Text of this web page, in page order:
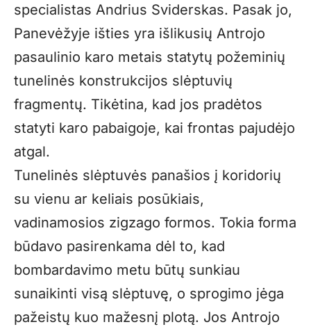
specialistas Andrius Sviderskas. Pasak jo,
Panevėžyje išties yra išlikusių Antrojo
pasaulinio karo metais statytų požeminių
tunelinės konstrukcijos slėptuvių
fragmentų. Tikėtina, kad jos pradėtos
statyti karo pabaigoje, kai frontas pajudėjo
atgal.
Tunelinės slėptuvės panašios į koridorių
su vienu ar keliais posūkiais,
vadinamosios zigzago formos. Tokia forma
būdavo pasirenkama dėl to, kad
bombardavimo metu būtų sunkiau
sunaikinti visą slėptuvę, o sprogimo jėga
pažeistų kuo mažesnį plotą. Jos Antrojo